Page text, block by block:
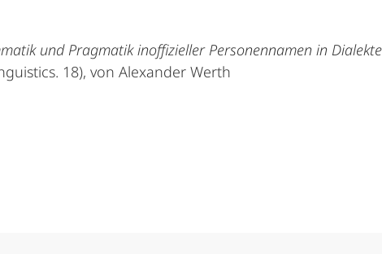
und Pragmatik inoffizieller Personennamen in
18), von Alexander Werth